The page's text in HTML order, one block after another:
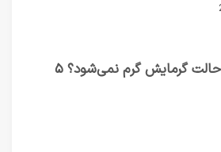
چرا باد کولر گازی در حالت گرمایش گرم نمی‌شود؟ ۵